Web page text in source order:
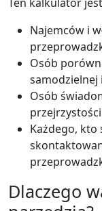
Najemców i
Osób
samodzielnej
Osób
Każdego, kto
Dlaczego